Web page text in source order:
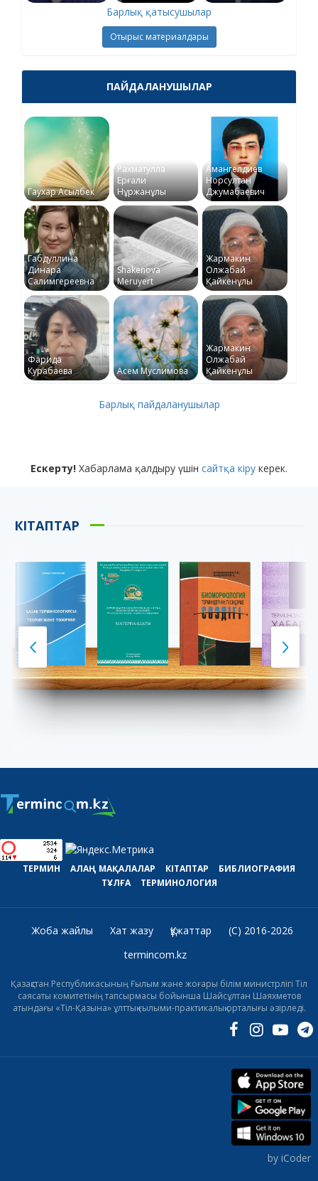
Барлық қатысушылар
Отырыс материалдары
ПАЙДАЛАНУШЫЛАР
Гаухар Асылбек
Рахматулла
Ерғали
Нұржанұлы
Амангелдиев
Норсултан
Джумабаевич
Габдуллина
Динара
Салимгереевна
Shakenova
Meruyert
Жармакин
Олжабай
Қайкенұлы
Фарида
Курабаева
Асем Муслимова
Жармакин
Олжабай
Қайкенұлы
Барлық пайдаланушылар
Ескерту! Хабарлама қалдыру үшін сайтқа кіру керек.
КІТАПТАР
ТЕРМИН АЛАҢ МАҚАЛАЛАР КІТАПТАР
БИБЛИОГРАФИЯ
ТҰЛҒА
ТЕРМИНОЛОГИЯ
Жоба жайлы Хат жазу Құжаттар
(C) 2016-2026
termincom.kz
Қазақстан Республикасының Ғылым және жоғары білім министрлігі Тіл
саясаты комитетінің тапсырмасы бойынша Шайсұлтан Шаяхметов
атындағы «Тіл-Қазына» ұлттық ғылыми-практикалық орталығы әзірледі.
by iCoder